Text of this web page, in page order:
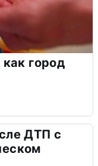
город
ДТП с